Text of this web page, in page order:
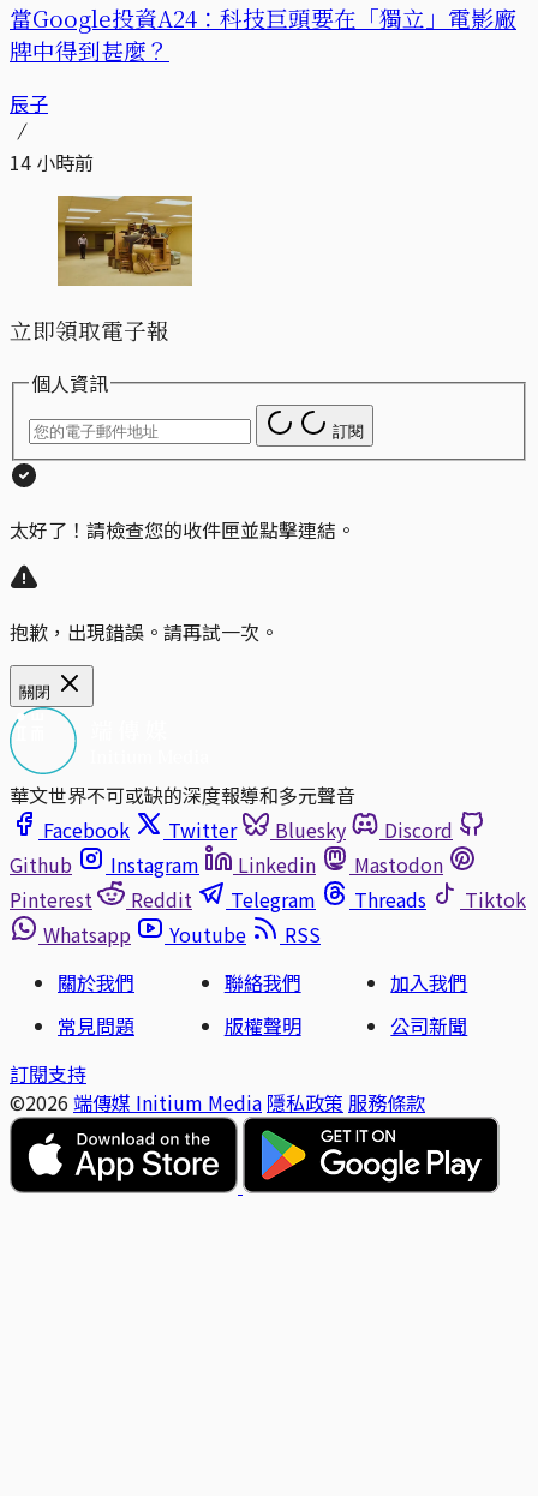
當Google投資A24：科技巨頭要在「獨立」電影廠
牌中得到甚麼？
辰子
14 小時前
立即領取電子報
個人資訊
訂閱
太好了！請檢查您的收件匣並點擊連結。
抱歉，出現錯誤。請再試一次。
關閉
華文世界不可或缺的深度報導和多元聲音
Facebook
Twitter Bluesky
Discord
Github
Instagram Linkedin
Mastodon
Pinterest
Reddit Telegram Threads
Tiktok
Whatsapp
Youtube
RSS
關於我們
聯絡我們
加入我們
常見問題
版權聲明
公司新聞
訂閱支持
©2026 端傳媒 Initium Media 隱私政策 服務條款